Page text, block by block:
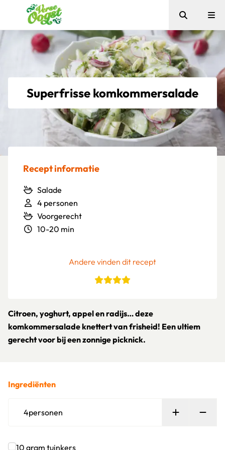
Verse Oogst
Zoeken
Superfrisse komkommersalade
Recept informatie
Salade
4 personen
Voorgerecht
10-20 min
Andere vinden dit recept
Citroen, yoghurt, appel en radijs… deze
komkommersalade knettert van frisheid! Een ultiem
gerecht voor bij een zonnige picknick.
Ingrediënten
4personen Persoon
10 gram tuinkers